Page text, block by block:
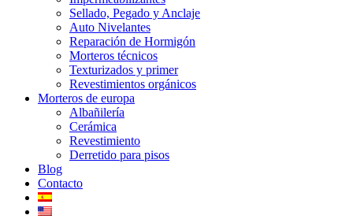
Sellado, Pegado y Anclaje
Auto Nivelantes
Reparación de Hormigón
Morteros técnicos
Texturizados y primer
Revestimientos orgánicos
Morteros de europa
Albañilería
Cerámica
Revestimiento
Derretido para pisos
Blog
Contacto